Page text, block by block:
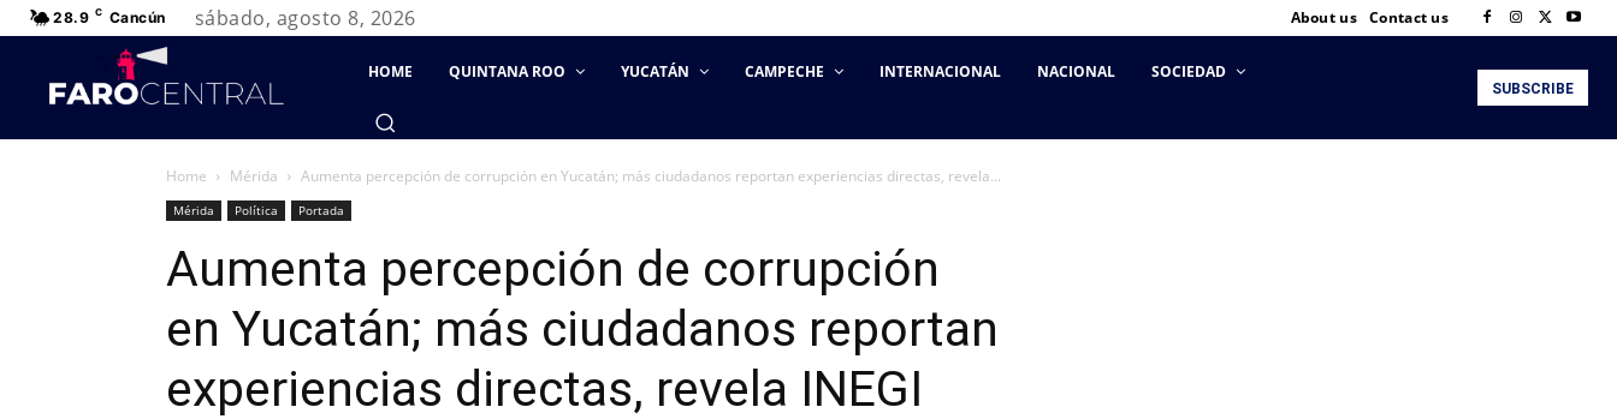
28.9 C Cancún sábado, agosto 8, 2026 About us Contact us
HOME QUINTANA ROO YUCATÁN CAMPECHE INTERNACIONAL NACIONAL SOCIEDAD
SUBSCRIBE
Home Mérida Aumenta percepción de corrupción en Yucatán; más ciudadanos reportan experiencias directas, revela...
Mérida Política Portada
Aumenta percepción de corrupción
en Yucatán; más ciudadanos reportan
experiencias directas, revela INEGI